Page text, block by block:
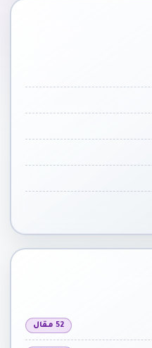
52 مقال